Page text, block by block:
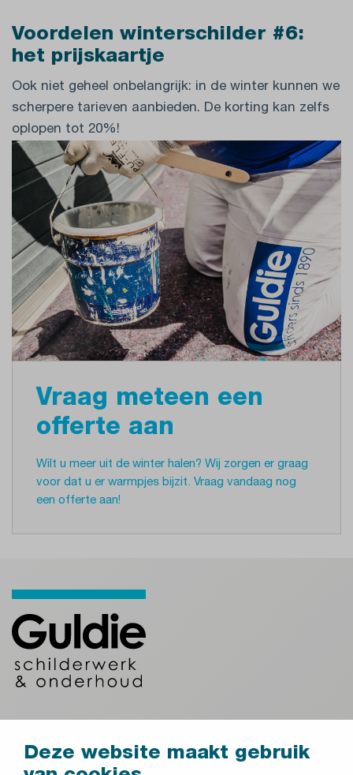
Deze website maakt gebruik
Voordelen winterschilder #6:
het prijskaartje
Ook niet geheel onbelangrijk: in de winter kunnen we
scherpere tarieven aanbieden. De korting kan zelfs
oplopen tot 20%!
Vraag meteen een
offerte aan
Wilt u meer uit de winter halen? Wij zorgen er graag
voor dat u er warmpjes bijzit. Vraag vandaag nog
een offerte aan!
VvE's en woningcorporaties